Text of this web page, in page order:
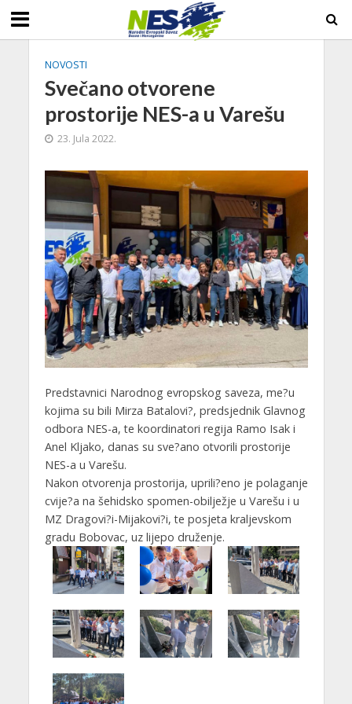
NOVOSTI
Svečano otvorene
prostorije NES-a u Varešu
23. Jula 2022.
Predstavnici Narodnog evropskog saveza, me?u
kojima su bili Mirza Batalovi?, predsjednik Glavnog
odbora NES-a, te koordinatori regija Ramo Isak i
Anel Kljako, danas su sve?ano otvorili prostorije
NES-a u Varešu.
Nakon otvorenja prostorija, uprili?eno je polaganje
cvije?a na šehidsko spomen-obilježje u Varešu i u
MZ Dragovi?i-Mijakovi?i, te posjeta kraljevskom
gradu Bobovac, uz lijepo druženje.